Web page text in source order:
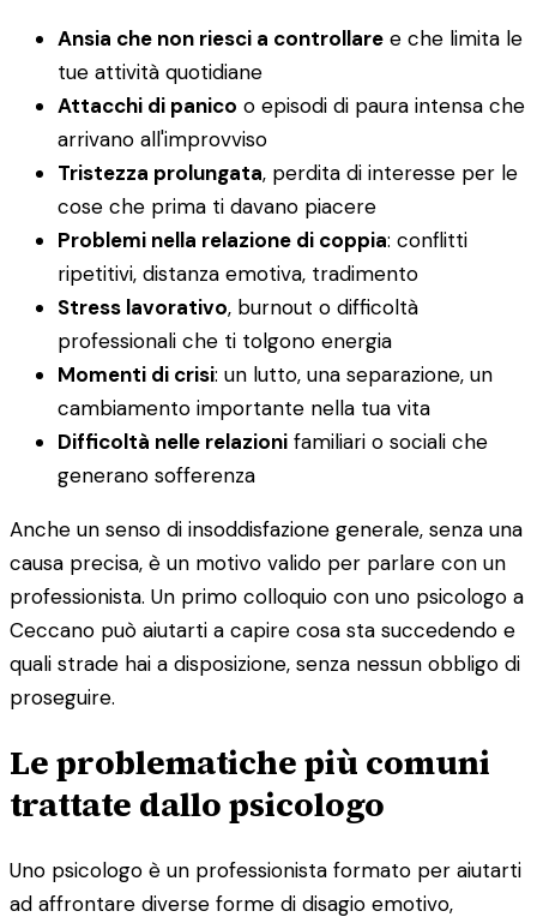
Ansia che non riesci a controllare e che limita le
tue attività quotidiane
Attacchi di panico o episodi di paura intensa che
arrivano all'improvviso
Tristezza prolungata, perdita di interesse per le
cose che prima ti davano piacere
Problemi nella relazione di coppia: conflitti
ripetitivi, distanza emotiva, tradimento
Stress lavorativo, burnout o difficoltà
professionali che ti tolgono energia
Momenti di crisi: un lutto, una separazione, un
cambiamento importante nella tua vita
Difficoltà nelle relazioni familiari o sociali che
generano sofferenza
Anche un senso di insoddisfazione generale, senza una
causa precisa, è un motivo valido per parlare con un
professionista. Un primo colloquio con uno psicologo a
Ceccano può aiutarti a capire cosa sta succedendo e
quali strade hai a disposizione, senza nessun obbligo di
proseguire.
Le problematiche più comuni
trattate dallo psicologo
Uno psicologo è un professionista formato per aiutarti
ad affrontare diverse forme di disagio emotivo,